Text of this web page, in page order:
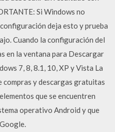
Si Windows no
deja esto y prueba
Cuando la configuración del
en la ventana para Descargar
7, 8, 8.1, 10, XP y Vista La
compras y descargas gratuitas
que se encuentren
operativo Android y que